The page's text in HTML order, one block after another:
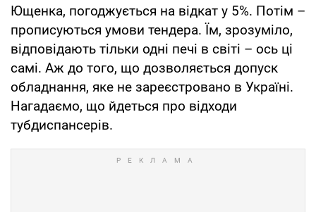
Ющенка, погоджується на відкат у 5%. Потім –
прописуються умови тендера. Їм, зрозуміло,
відповідають тільки одні печі в світі – ось ці
самі. Аж до того, що дозволяється допуск
обладнання, яке не зареєстровано в Україні.
Нагадаємо, що йдеться про відходи
тубдиспансерів.